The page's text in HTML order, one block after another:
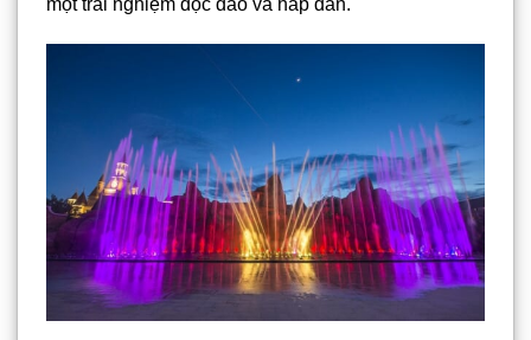
một trải nghiệm độc đáo và hấp dẫn.